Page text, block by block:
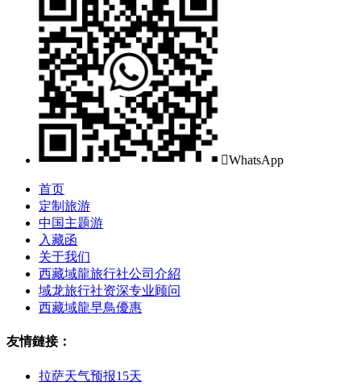
WhatsApp
首页
定制旅游
中国主题游
入藏函
关于我们
西藏域龍旅行社公司介紹
域龙旅行社资深专业顾问
西藏域龍早鳥優惠
友情鏈接：
拉萨天气预报15天